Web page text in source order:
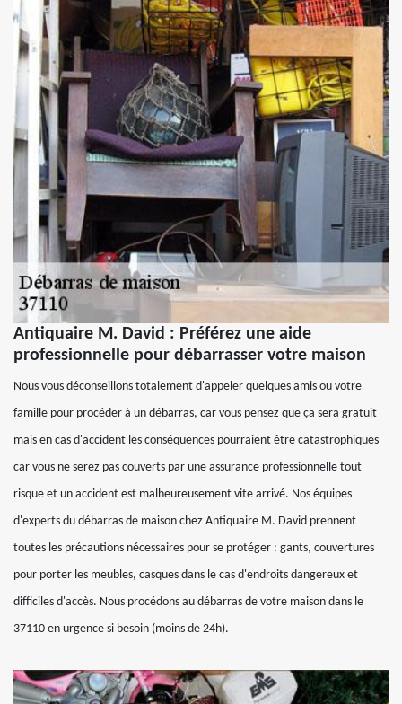
Antiquaire M. David : Préférez une aide
professionnelle pour débarrasser votre maison
Nous vous déconseillons totalement d'appeler quelques amis ou votre
famille pour procéder à un débarras, car vous pensez que ça sera gratuit
mais en cas d'accident les conséquences pourraient être catastrophiques
car vous ne serez pas couverts par une assurance professionnelle tout
risque et un accident est malheureusement vite arrivé. Nos équipes
d'experts du débarras de maison chez Antiquaire M. David prennent
toutes les précautions nécessaires pour se protéger : gants, couvertures
pour porter les meubles, casques dans le cas d'endroits dangereux et
difficiles d'accès. Nous procédons au débarras de votre maison dans le
37110 en urgence si besoin (moins de 24h).